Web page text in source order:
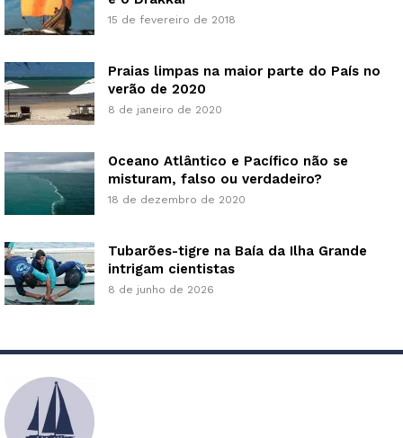
15 de fevereiro de 2018
Praias limpas na maior parte do País no
verão de 2020
8 de janeiro de 2020
Oceano Atlântico e Pacífico não se
misturam, falso ou verdadeiro?
18 de dezembro de 2020
Tubarões-tigre na Baía da Ilha Grande
intrigam cientistas
8 de junho de 2026